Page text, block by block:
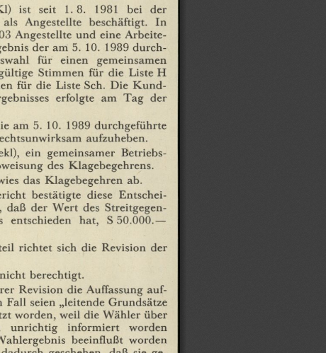
ist seit 1.8. 1981 bei
der
als Angestellte beschäftigt.
In
Angestellte und eine Arbeite¬
der am 5. 10. 1989 durch¬
für einen
gemeinsamen
Stimmen für die Liste H
für die Liste Sch. Die Kund¬
erfolgte am Tag der
am 5. 10. 1989 durchgeführte
aufzuheben.
ein gemeinsamer Betriebs¬
des Klagebegehrens.
das Klagebegehren ab.
bestätigte diese Entschei¬
daß der Wert des Streitgegen¬
entschieden hat, S 50.000.—
richtet sich die Revision der
nicht berechtigt.
Revision die Auffassung auf¬
Fall seien „leitende Grundsätze
worden, weil die Wähler über
unrichtig informiert
worden
beeinflußt worden